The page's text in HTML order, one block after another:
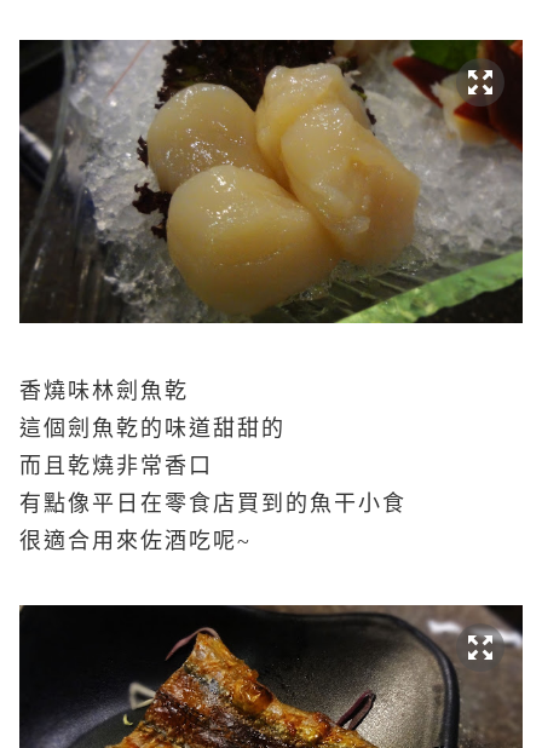
香燒味林劍魚乾
這個劍魚乾的味道甜甜的
而且乾燒非常香口
有點像平日在零食店買到的魚干小食
很適合用來佐酒吃呢~